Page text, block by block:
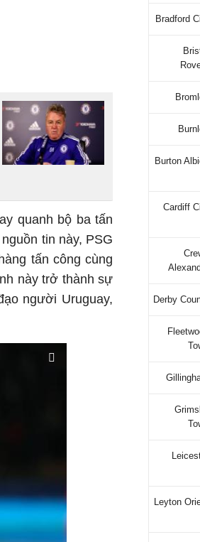
quanh bộ ba tấn
tin này, PSG
tấn công cùng
này trở thành sự
người Uruguay,
Bradford
Burton
Cardiff
Derby
Leyton